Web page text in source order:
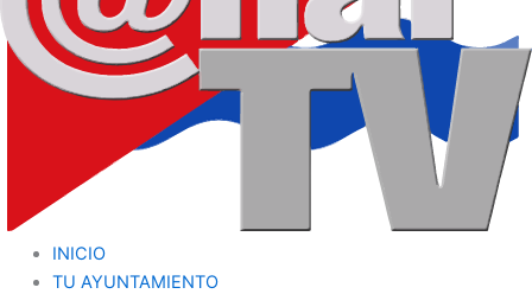
INICIO
TU AYUNTAMIENTO